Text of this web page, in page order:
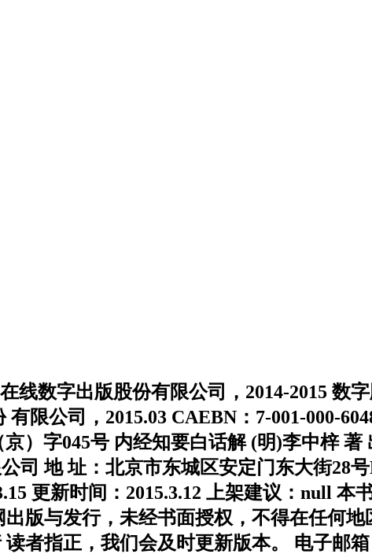
线数字出版股份有限公司，2014-2015 数
限公司，2015.03 CAEBN：7-001-000-
）字045号 内经知要白话解 (明)李中梓
司 地 址：北京市东城区安定门东大街28号
更新时间：2015.3.12 上架建议：null
版与发行，未经书面授权，不得在任何
者指正，我们会及时更新版本。 电子邮